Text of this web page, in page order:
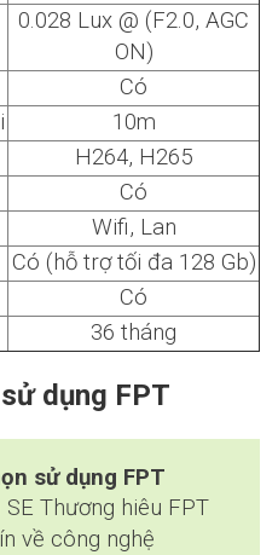
0.028 Lux @ (F2.0, AGC
ON)
Có
10m
H264, H265
Có
Wifi, Lan
Có (hỗ trợ tối đa 128 Gb)
Có
36 tháng
dụng FPT
sử dụng FPT
Thương hiêu FPT
về công nghệ